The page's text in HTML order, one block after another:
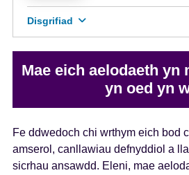
Disgrifiad
Mae eich aelodaeth yn
yn oed yn
Fe ddwedoch chi wrthym eich bod
amserol, canllawiau defnyddiol a
sicrhau ansawdd. Eleni, mae